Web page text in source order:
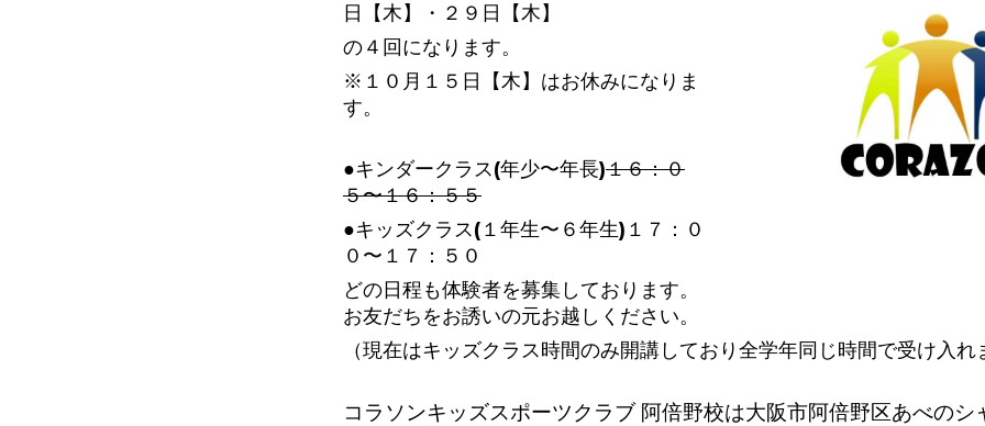
日【木】・２９日【木】
の４回になります。
※１０月１５日【木】はお休みになりま
す。
●キンダークラス(年少〜年長)１６：０
５〜１６：５５
●キッズクラス(１年生〜６年生)１７：０
０〜１７：５０
どの日程も体験者を募集しております。
お友だちをお誘いの元お越しください。
（現在はキッズクラス時間のみ開講しており全学年同じ時間で受け入れ
コラソンキッズスポーツクラブ 阿倍野校は大阪市阿倍野区あべのシ